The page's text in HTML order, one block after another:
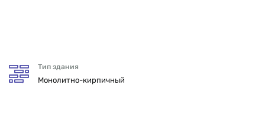
Тип здания
Монолитно-кирпичный